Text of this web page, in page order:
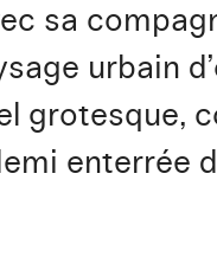
sa
urbain
grotesque,
enterrée